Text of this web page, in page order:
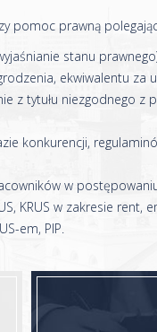
pomoc prawną
stanu
ekwiwalentu za
z tytułu niezgodnego z
konkurencji,
w
KRUS w zakresie rent,
em, PIP.